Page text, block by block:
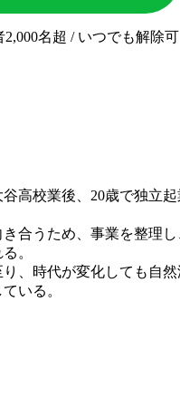
名超 / いつでも解除可
高校業後、20歳で独立
合うため、事業を整理
。
、時代が変化しても自
いる。